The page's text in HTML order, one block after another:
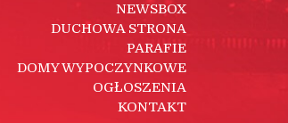
NEWSBOX
DUCHOWA STRONA
PARAFIE
DOMY WYPOCZYNKOWE
OGŁOSZENIA
KONTAKT